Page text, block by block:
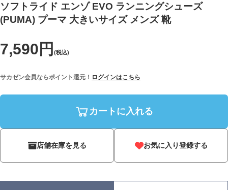
ソフトライド エンゾ EVO ランニングシューズ
(PUMA) プーマ 大きいサイズ メンズ 靴
7,590円 (税込)
サカゼン会員ならポイント還元！ ログインはこちら
カートに入れる
店舗在庫を見る お気に入り登録する